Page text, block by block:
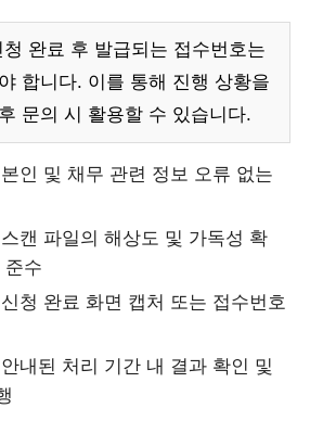
청 완료 후 발급되는 접수번호는
합니다. 이를 통해 진행 상황을
문의 시 활용할 수 있습니다.
본인 및 채무 관련 정보 오류 없는
스캔 파일의 해상도 및 가독성 확
준수
신청 완료 화면 캡처 또는 접수번호
안내된 처리 기간 내 결과 확인 및